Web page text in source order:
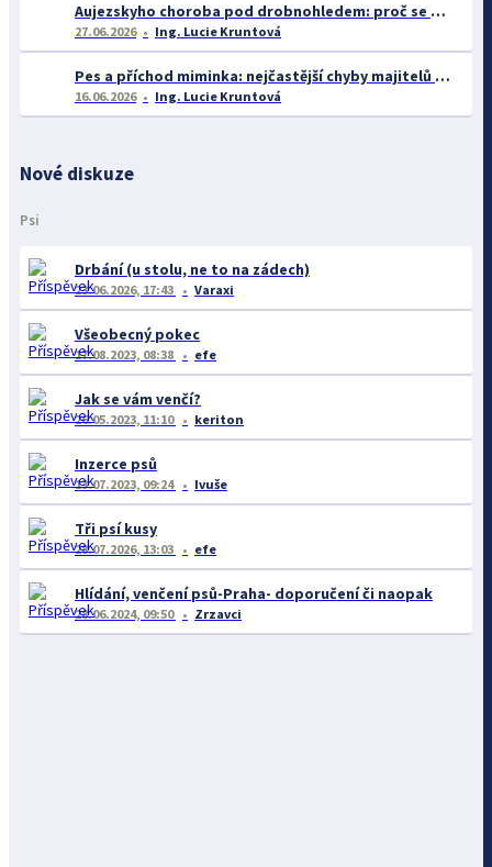
Aujezskyho choroba pod drobnohledem: proč se o ní nyní mluví více než dříve
27.06.2026 Ing. Lucie Kruntová
Pes a příchod miminka: nejčastější chyby majitelů a jak se jim vyhnout
16.06.2026 Ing. Lucie Kruntová
Nové diskuze
Psi
Drbání (u stolu, ne to na zádech)
23.06.2026, 17:43 Varaxi
Všeobecný pokec
17.08.2023, 08:38 efe
Jak se vám venčí?
26.05.2023, 11:10 keriton
Inzerce psů
13.07.2023, 09:24 Ivuše
Tři psí kusy
28.07.2026, 13:03 efe
Hlídání, venčení psů-Praha- doporučení či naopak
28.06.2024, 09:50 Zrzavci